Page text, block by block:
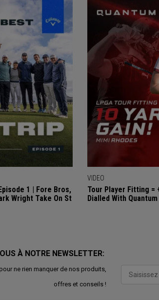
1 | Fore Bros,
Wright Take On St
VIDEO
Tour Player Fitting =
Dialled With
À NOTRE NEWSLETTER:
ne rien manquer de nos produits,
offres et conseils !